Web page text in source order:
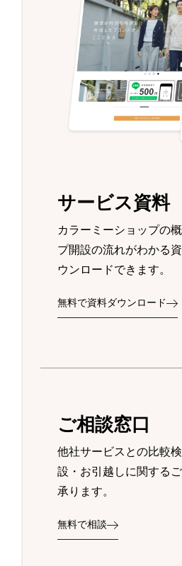
サービス資料
カラーミーショップの
プ開設の流れがわかる
ウンロードできます。
無料で資料ダウンロード
ご相談窓口
他社サービスとの比較
設・お引越しに関する
承ります。
無料で相談